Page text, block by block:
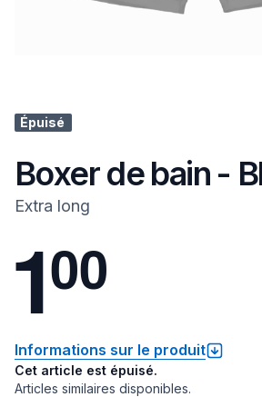
Épuisé
Boxer de bain -
Extra long
100
Informations sur le produit
Cet article est épuisé.
Articles similaires disponibles.